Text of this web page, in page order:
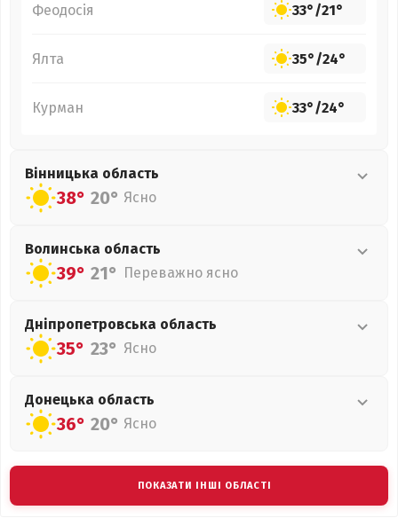
Феодосія 33°/21°
Ялта 35°/24°
Курман 33°/24°
Вінницька область
38° 20° Ясно
Волинська область
39° 21° Переважно ясно
Дніпропетровська область
35° 23° Ясно
Донецька область
36° 20° Ясно
ПОКАЗАТИ ІНШІ ОБЛАСТІ